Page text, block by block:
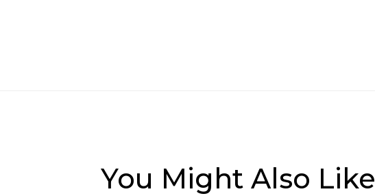
You Might Also Like